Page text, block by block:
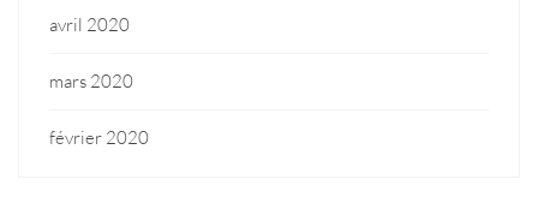
avril 2020
mars 2020
février 2020